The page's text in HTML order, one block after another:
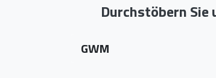
Durchstöbern Sie
GWM